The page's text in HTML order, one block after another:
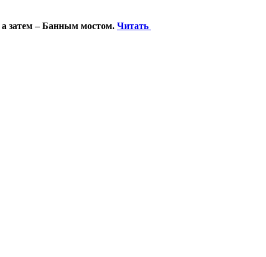
затем – Банным мостом. Читать